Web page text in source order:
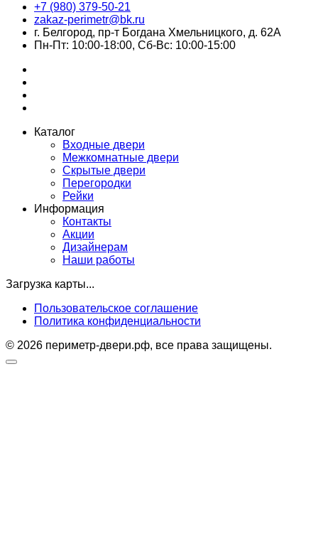
+7 (980) 379-50-21
zakaz-perimetr@bk.ru
г. Белгород, пр-т Богдана Хмельницкого, д. 62А
Пн-Пт: 10:00-18:00, Сб-Вс: 10:00-15:00
Каталог
Входные двери
Межкомнатные двери
Скрытые двери
Перегородки
Рейки
Информация
Контакты
Акции
Дизайнерам
Наши работы
Загрузка карты...
Пользовательское соглашение
Политика конфиденциальности
© 2026 периметр-двери.рф, все права защищены.